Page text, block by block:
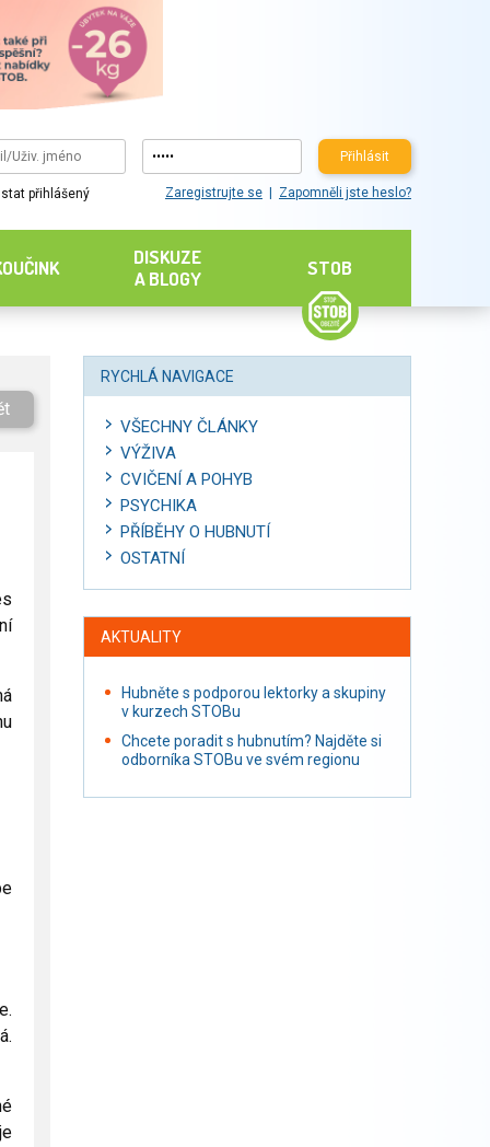
Přihlásit
přihlášený Zaregistrujte se Zapomněli jste heslo?
DISKUZE
A BLOGY
STOB
RYCHLÁ NAVIGACE
VŠECHNY ČLÁNKY
VÝŽIVA
CVIČENÍ A POHYB
PSYCHIKA
PŘÍBĚHY O HUBNUTÍ
OSTATNÍ
AKTUALITY
Hubněte s podporou lektorky a skupiny
v kurzech STOBu
Chcete poradit s hubnutím? Najděte si
odborníka STOBu ve svém regionu